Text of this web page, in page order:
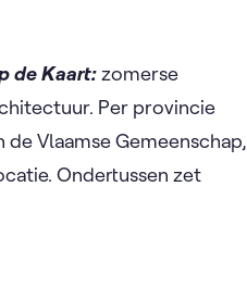
de Kaart:zomerse
Per provincie
Vlaamse Gemeenschap,
Ondertussen zet